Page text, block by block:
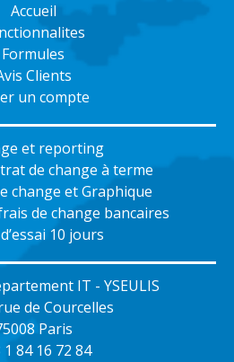
Accueil
Formules
Clients
un compte
et reporting
de change à terme
change et Graphique
de change bancaires
10 jours
IT - YSEULIS
de Courcelles
Paris
1 84 16 72 84